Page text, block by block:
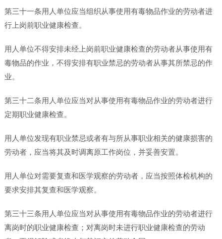
第三十一条用人单位应当组织从事使用有毒物品作业的劳动者进
行上岗前职业健康检查。
用人单位不得安排未经上岗前职业健康检查的劳动者从事使用有
毒物品的作业，不得安排有职业禁忌的劳动者从事其所禁忌的作
业。
第三十二条用人单位应当对从事使用有毒物品作业的劳动者进行
定期职业健康检查。
用人单位发现有职业禁忌或者有与所从事职业相关的健康损害的
劳动者，应当将其及时调离原工作岗位，并妥善安置。
用人单位对需要复查和医学观察的劳动者，应当按照体检机构的
要求安排其复查和医学观察。
第三十三条用人单位应当对从事使用有毒物品作业的劳动者进行
离岗时的职业健康检查；对离岗时未进行职业健康检查的劳动